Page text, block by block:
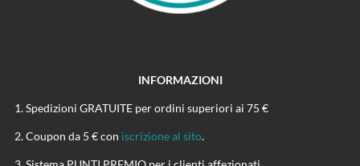
INFORMAZIONI
Spedizioni GRATUITE per ordini superiori ai 75 €
Coupon da 5 € con iscrizione al sito.